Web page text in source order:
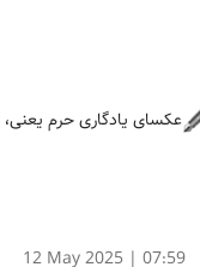
عکسای یادگاری حرم
12 May 2025 | 07:59